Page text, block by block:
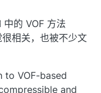
中的 VOF 方法
相关，也被不少文
to VOF-based
and